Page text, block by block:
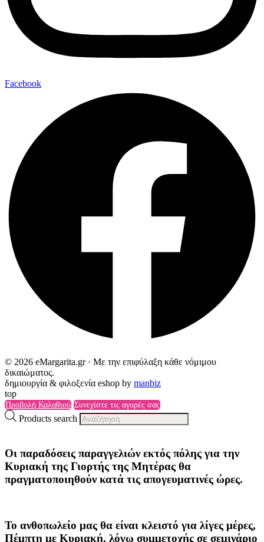
Facebook
© 2026 eMargarita.gr · Με την επιφύλαξη κάθε νόμιμου
δικαιώματος.
δημιουργία & φιλοξενία eshop by manbiz
top
Προβολή Καλαθιού Συνεχίστε τις αγορές σας
Products search
Οι παραδόσεις παραγγελιώνεκτός πόλης για την
Κυριακή της Γιορτής της Μητέρας θα
πραγματοποιηθούν κατά τις απογευματινές ώρες.
Το ανθοπωλείο μας θα είναι κλειστό για λίγες μέρες,
Πέμπτη με Κυριακή, λόγω συμμετοχής σε σεμινάριο